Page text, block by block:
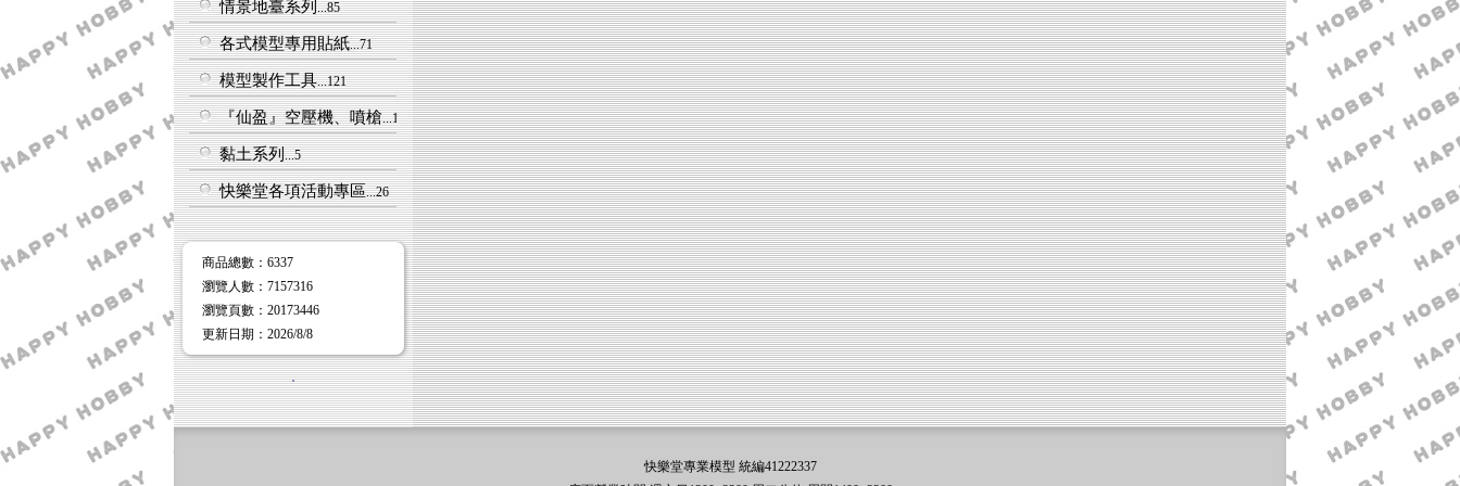
情景地臺系列...85
各式模型專用貼紙...71
模型製作工具...121
『仙盈』空壓機、噴槍...17
黏土系列...5
快樂堂各項活動專區...26
商品總數 ：6337
瀏覽人數 ： 7157316
瀏覽頁數 ： 20173446
更新日期 ：2026/8/8
．
快樂堂專業模型 統編41222337